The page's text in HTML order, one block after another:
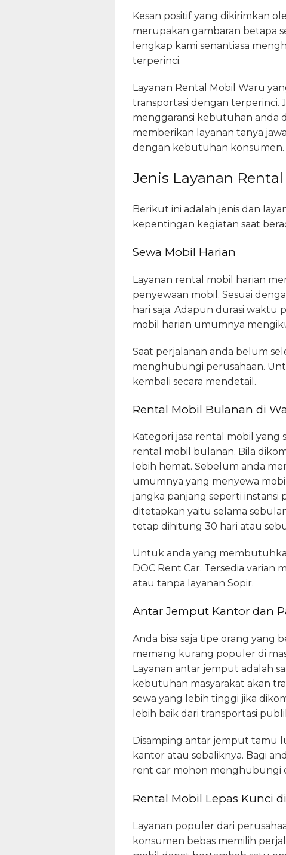
Kesan positif yang dikirimkan
merupakan gambaran betapa
lengkap kami senantiasa
terperinci.
Layanan Rental Mobil Waru
transportasi dengan terperinci.
menggaransi kebutuhan anda
memberikan layanan tanya
dengan kebutuhan konsumen.
Jenis Layanan
Berikut ini adalah jenis dan
kepentingan kegiatan saat
Sewa Mobil Harian
Layanan rental mobil harian
penyewaan mobil. Sesuai
hari saja. Adapun durasi waktu
mobil harian umumnya
Saat perjalanan anda belum
menghubungi perusahaan.
kembali secara mendetail.
Rental Mobil Bulanan di
Kategori jasa rental mobil yang
rental mobil bulanan. Bila
lebih hemat. Sebelum anda
umumnya yang menyewa
jangka panjang seperti
ditetapkan yaitu selama
tetap dihitung 30 hari atau
Untuk anda yang
DOC Rent Car. Tersedia
atau tanpa layanan Sopir.
Antar Jemput Kantor dan
Anda bisa saja tipe orang
memang kurang populer di
Layanan antar jemput adalah
kebutuhan masyarakat akan
sewa yang lebih tinggi jika
lebih baik dari transportasi
Disamping antar jemput tamu
kantor atau sebaliknya. Bagi
rent car mohon menghubungi
Rental Mobil Lepas Kunci
Layanan populer dari
konsumen bebas memilih